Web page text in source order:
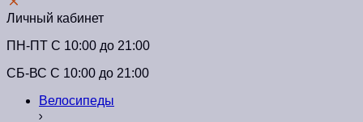
Личный кабинет
ПН-ПТ C 10:00 до 21:00
СБ-ВС С 10:00 до 21:00
Велосипеды